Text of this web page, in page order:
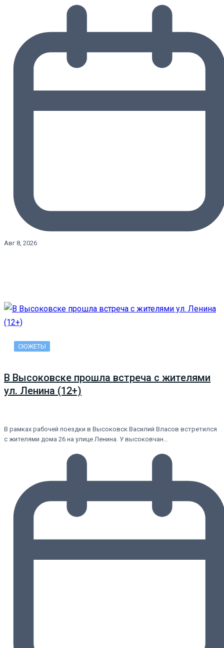
Авг 8, 2026
СЮЖЕТЫ
В Высоковске прошла встреча с жителями
ул. Ленина (12+)
В рамках рабочей поездки в Высоковск Василий Власов встретился
с жителями дома 26 на улице Ленина. У высоковчан…